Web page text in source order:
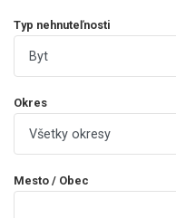
Typ nehnuteľnosti
Okres
Mesto / Obec